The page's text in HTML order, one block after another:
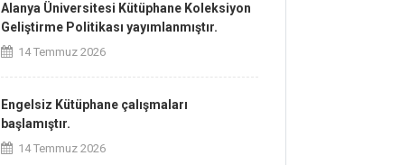
Alanya Üniversitesi Kütüphane Koleksiyon
Geliştirme Politikası yayımlanmıştır.
14 Temmuz 2026
Engelsiz Kütüphane çalışmaları
başlamıştır.
14 Temmuz 2026